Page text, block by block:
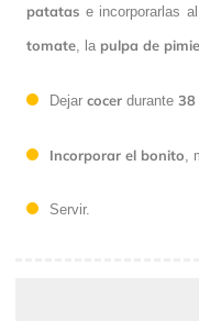
patatas e incorporarlas
tomate , la pulpa de
Dejar cocer durante 38
Incorporar el bonito ,
Servir.